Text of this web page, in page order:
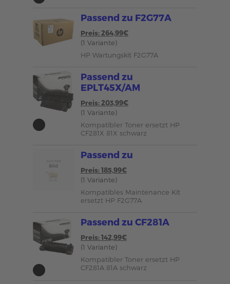
Passend zu F2G77A
Preis: 264,99€
(1 Variante)
HP Wartungskit F2G77A
Passend zu
EPLT45X/AM
Preis: 203,99€
(1 Variante)
Kompatibler Toner ersetzt HP
CF281X 81X schwarz
Passend zu
Preis: 185,99€
(1 Variante)
Kompatibles Maintenance Kit
ersetzt HP F2G77A
Passend zu CF281A
Preis: 142,99€
(1 Variante)
Kompatibler Toner ersetzt HP
CF281A 81A schwarz